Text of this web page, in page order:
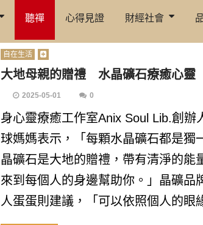
聽禪 心得見證 財經社會
自在生活
大地母親的贈禮 水晶礦石療癒心靈
2025-05-01 0
身心靈療癒工作室Anix Soul Lib.創辦
球媽媽表示，「每顆水晶礦石都是獨
晶礦石是大地的贈禮，帶有清淨的能
來到每個人的身邊幫助你。」晶礦品
人蛋蛋則建議，「可以依照個人的眼